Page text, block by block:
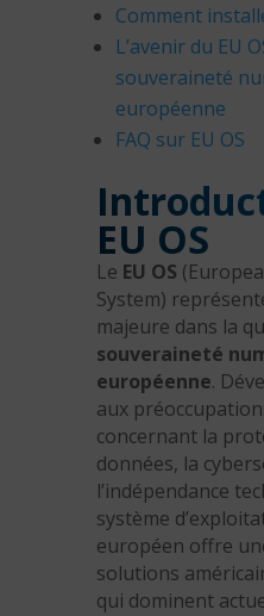
Comment
L’avenir du EU
souveraineté
européenne
FAQ sur EU OS
EU OS
Le EU OS
System)
majeure dans la
souveraineté
européenne.
aux
concernant la
données, la
l’indépendance
système
européen offre
solutions
qui dominent